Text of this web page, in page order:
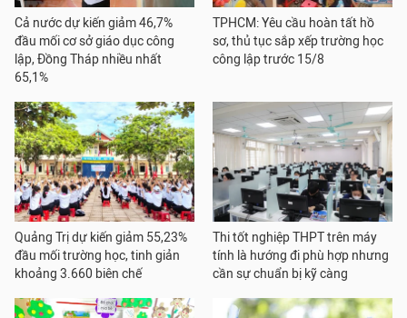
Cả nước dự kiến giảm 46,7%
đầu mối cơ sở giáo dục công
lập, Đồng Tháp nhiều nhất
65,1%
TPHCM: Yêu cầu hoàn tất hồ
sơ, thủ tục sắp xếp trường học
công lập trước 15/8
Quảng Trị dự kiến giảm 55,23%
đầu mối trường học, tinh giản
khoảng 3.660 biên chế
Thi tốt nghiệp THPT trên máy
tính là hướng đi phù hợp nhưng
cần sự chuẩn bị kỹ càng